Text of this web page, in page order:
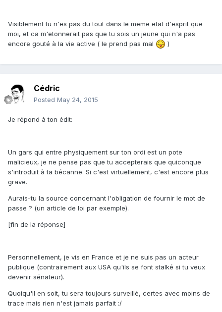
Visiblement tu n'es pas du tout dans le meme etat d'esprit que
moi, et ca m'etonnerait pas que tu sois un jeune qui n'a pas
encore gouté à la vie active ( le prend pas mal
)
Cédric
Posted May 24, 2015
Je répond à ton édit:
Un gars qui entre physiquement sur ton ordi est un pote
malicieux, je ne pense pas que tu accepterais que quiconque
s'introduit à ta bécanne. Si c'est virtuellement, c'est encore plus
grave.
Aurais-tu la source concernant l'obligation de fournir le mot de
passe ? (un article de loi par exemple).
[fin de la réponse]
Personnellement, je vis en France et je ne suis pas un acteur
publique (contrairement aux USA qu'ils se font stalké si tu veux
devenir sénateur).
Quoiqu'il en soit, tu sera toujours surveillé, certes avec moins de
trace mais rien n'est jamais parfait :/